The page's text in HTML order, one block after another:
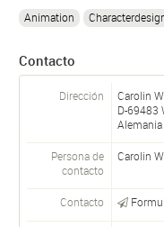
Animation
Contacto
Dirección
Carolin
D-69483
Alemania
Persona de
contacto
Carolin
Contacto